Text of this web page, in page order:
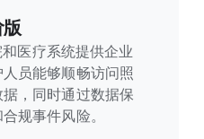
医疗系统提供企业
员能够顺畅访问照
，同时通过数据保
规事件风险。